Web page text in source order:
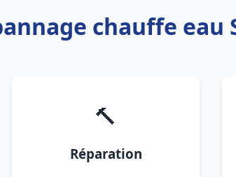
chauffe eau
🔨
Réparation